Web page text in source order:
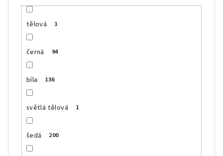
tělová 1
černá 94
bíla 136
světlá tělová 1
šedá 200